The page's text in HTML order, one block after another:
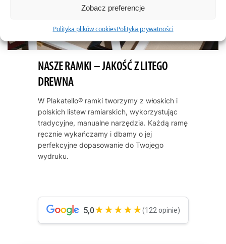
Zobacz preferencje
Polityka plików cookiesPolityka prywatności
NASZE RAMKI – JAKOŚĆ Z LITEGO
DREWNA
W Plakatello® ramki tworzymy z włoskich i
polskich listew ramiarskich, wykorzystując
tradycyjne, manualne narzędzia. Każdą ramę
ręcznie wykańczamy i dbamy o jej
perfekcyjne dopasowanie do Twojego
wydruku.
5,0★★★★★(122 opinie)